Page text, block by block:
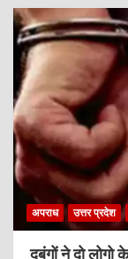
अपराध उत्तर प्रदेश
दबंगों ने दो